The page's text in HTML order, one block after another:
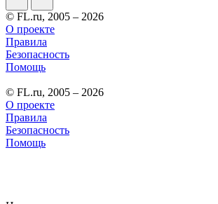
© FL.ru, 2005 – 2026
О проекте
Правила
Безопасность
Помощь
© FL.ru, 2005 – 2026
О проекте
Правила
Безопасность
Помощь